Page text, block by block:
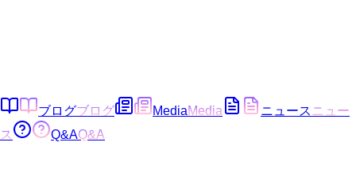
ブログブログ MediaMedia ニュース ニュー
ス
Q&AQ&A